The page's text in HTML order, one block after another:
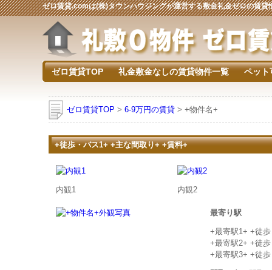
ゼロ賃貸.comは(株)タウンハウジングが運営する敷金礼金ゼロの賃貸
ゼロ賃貸TOP 礼金敷金なしの賃貸物件一覧 ペット
ゼロ賃貸TOP > 6-9万円の賃貸 > +物件名+
+徒歩・バス1+ +主な間取り+ +賃料+
内観1 内観2
最寄り駅
+最寄駅1+ +徒
+最寄駅2+ +徒
+最寄駅3+ +徒